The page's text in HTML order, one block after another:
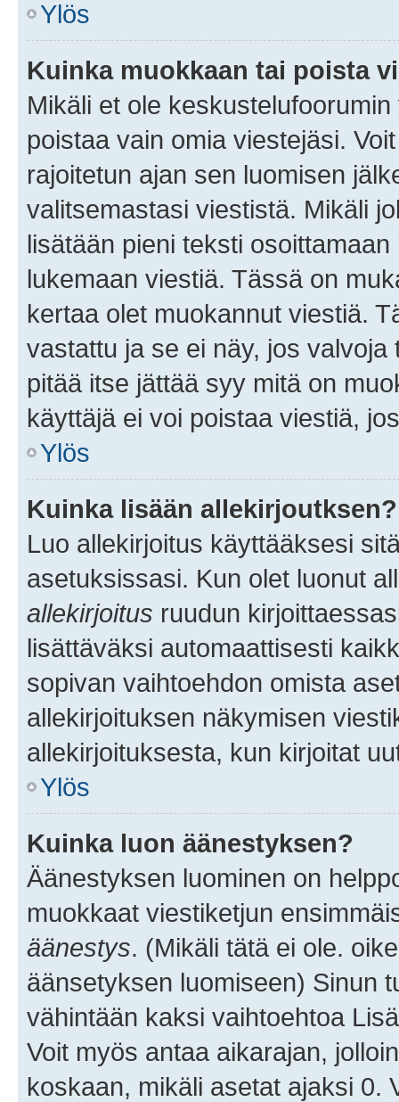
Ylös
Kuinka muokkaan tai poista
Mikäli et ole
poistaa vain omia viestejäsi.
rajoitetun ajan sen luomisen
valitsemastasi viestistä. Mikäli
lisätään pieni teksti
lukemaan viestiä. Tässä on
kertaa olet muokannut viestiä.
vastattu ja se ei näy, jos
pitää itse jättää syy mitä on
käyttäjä ei voi poistaa viestiä,
Ylös
Kuinka lisään allekirjoutksen?
Luo allekirjoitus käyttääksesi
asetuksissasi. Kun olet luonut
allekirjoitus ruudun
lisättäväksi automaattisesti
sopivan vaihtoehdon omista
allekirjoituksen näkymisen
allekirjoituksesta, kun kirjoitat
Ylös
Kuinka luon äänestyksen?
Äänestyksen luominen on
muokkaat viestiketjun
äänestys. (Mikäli tätä ei ole.
äänsetyksen luomiseen) Sinun
vähintään kaksi vaihtoehtoa
Voit myös antaa aikarajan,
koskaan, mikäli asetat ajaksi 0.